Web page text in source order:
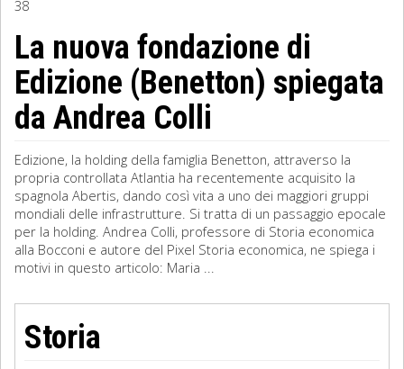
Sociologia
Filosofia
Storia
Matematica
Diritto
38
La nuova fondazione di
Edizione (Benetton) spiegata
da Andrea Colli
Edizione, la holding della famiglia Benetton, attraverso la
propria controllata Atlantia ha recentemente acquisito la
spagnola Abertis, dando così vita a uno dei maggiori gruppi
mondiali delle infrastrutture. Si tratta di un passaggio epocale
per la holding. Andrea Colli, professore di Storia economica
alla Bocconi e autore del Pixel Storia economica, ne spiega i
motivi in questo articolo: Maria ...
Storia